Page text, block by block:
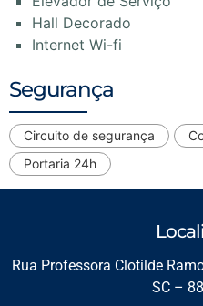
Hall Decorado
Internet Wi-fi
Segurança
Circuito de segurança
Portaria 24h
Rua Professora Clotilde
SC –